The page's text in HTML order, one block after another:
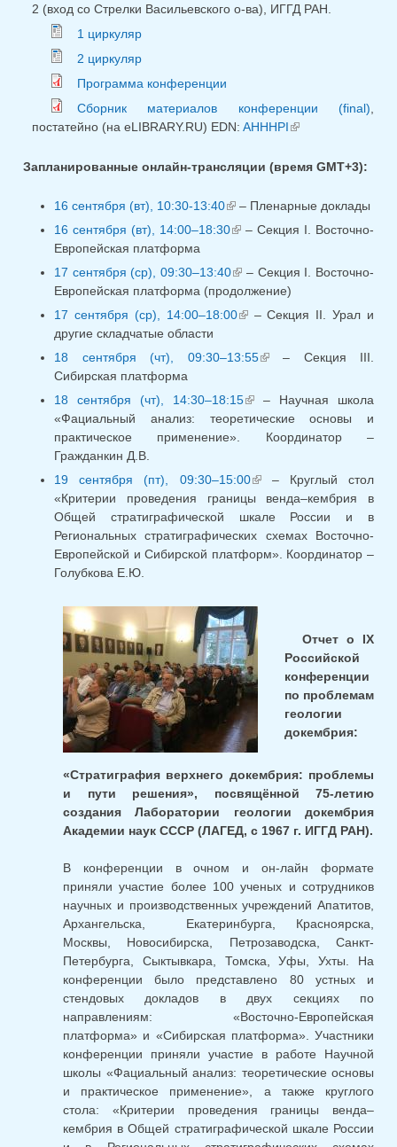
2 (вход со Стрелки Васильевского о-ва), ИГГД РАН.
1 циркуляр
2 циркуляр
Программа конференции
Сборник материалов конференции (final)
постатейно (на eLIBRARY.RU) EDN: AHHHPI
Запланированные онлайн-трансляции (время GMT+3):
16 сентября (вт), 10:30-13:40(внешняя ссылка)
– Пленарные доклады
16 сентября (вт), 14:00–18:30(внешняя ссылка)
– Секция I. Восточно-
Европейская платформа
17 сентября (ср), 09:30–13:40(внешняя ссылка)
– Секция I. Восточно-
Европейская платформа (продолжение)
17 сентября (ср), 14:00–18:00(внешняя ссылка)
– Секция II. Урал и
другие складчатые области
18 сентября (чт), 09:30–13:55(внешняя ссылка)
– Секция III.
Сибирская платформа
18 сентября (чт), 14:30–18:15(внешняя ссылка)
– Научная школа
«Фациальный анализ: теоретические основы и
практическое применение». Координатор –
Гражданкин Д.В.
19 сентября (пт), 09:30–15:00(внешняя ссылка)
– Круглый стол
«Критерии проведения границы венда–кембрия в
Общей стратиграфической шкале России и в
Региональных стратиграфических схемах Восточно-
Европейской и Сибирской платформ». Координатор –
Голубкова Е.Ю.
Отчет о IХ
Российской
конференции
по проблемам
геологии
докембрия:
«Стратиграфия верхнего докембрия: проблемы
и пути решения», посвящённой 75-летию
создания Лаборатории геологии докембрия
Академии наук СССР (ЛАГЕД, с 1967 г. ИГГД РАН).
В конференции в очном и он-лайн формате
приняли участие более 100 ученых и сотрудников
научных и производственных учреждений Апатитов,
Архангельска, Екатеринбурга, Красноярска,
Москвы, Новосибирска, Петрозаводска, Санкт-
Петербурга, Сыктывкара, Томска, Уфы, Ухты. На
конференции было представлено 80 устных и
стендовых докладов в двух секциях по
направлениям: «Восточно-Европейская
платформа» и «Сибирская платформа». Участники
конференции приняли участие в работе Научной
школы «Фациальный анализ: теоретические основы
и практическое применение», а также круглого
стола: «Критерии проведения границы венда–
кембрия в Общей стратиграфической шкале России